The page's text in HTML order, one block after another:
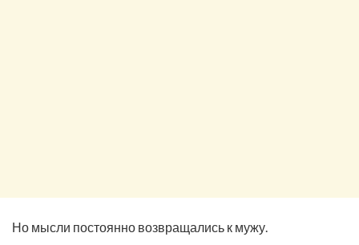
Но мысли постоянно возвращались к мужу.